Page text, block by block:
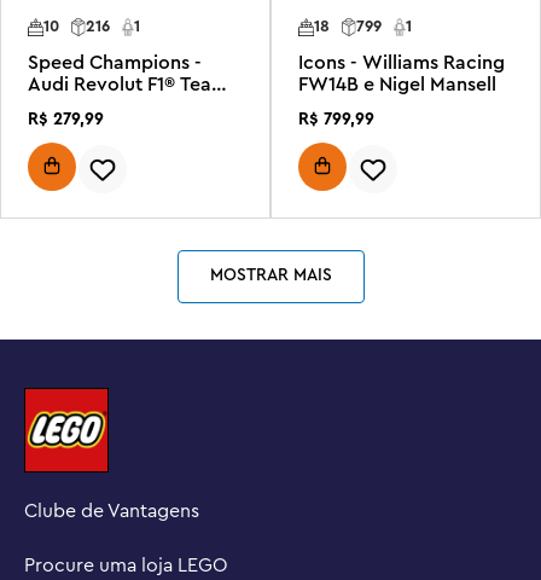
1
10 216
Speed Champions -
Audi Revolut F1® Team
R$ 279,99
1
18 799
Icons - Williams Racing
FW14B e Nigel Mansell
R$ 799,99
MOSTRAR MAIS
Clube de Vantagens
Procure uma loja LEGO